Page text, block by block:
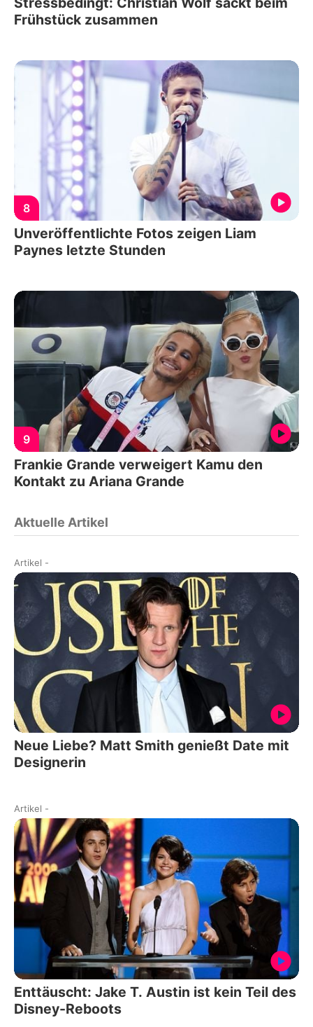
Frühstück zusammen
8
Unveröffentlichte Fotos zeigen Liam
Paynes letzte Stunden
9
Frankie Grande verweigert Kamu den
Kontakt zu Ariana Grande
Aktuelle Artikel
Artikel -
Neue Liebe? Matt Smith genießt Date mit
Designerin
Artikel -
Enttäuscht: Jake T. Austin ist kein Teil des
Disney-Reboots